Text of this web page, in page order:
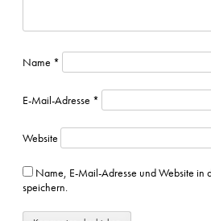
Name *
E-Mail-Adresse *
Website
Name, E-Mail-Adresse und Website in
speichern.